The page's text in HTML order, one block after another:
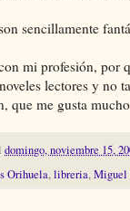
sencillamente
mi profesión, por
lectores y no
que me gusta
domingo, noviembre 15,
Orihuela,libreria,Miguel